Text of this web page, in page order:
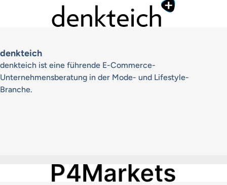
denkteich
denkteich ist eine führende E-Commerce-
Unternehmensberatung in der Mode- und Lifestyle-
Branche.